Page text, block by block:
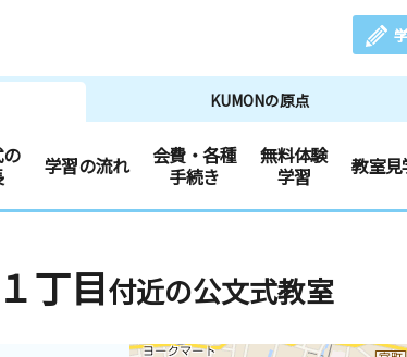
KUMONの原点
学習の流れ
会費・各種
手続き
無料体験
学習
教室見
丁目付近の公文式教室